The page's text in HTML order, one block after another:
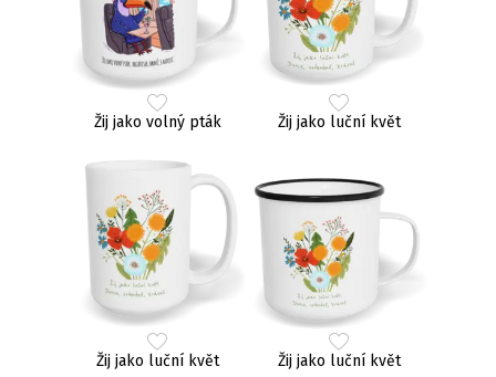
Žij jako volný pták Žij jako luční květ
Žij jako luční květ Žij jako luční květ